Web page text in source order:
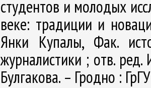
студентов и молодых
веке: традиции и
Янки Купалы, Фак.
журналистики ; отв.
Булгакова. – Гродно :